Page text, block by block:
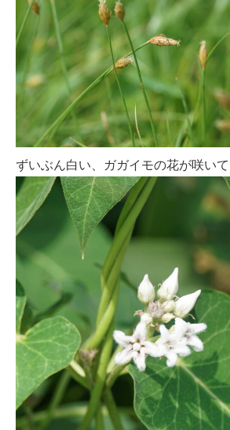
ずいぶん白い、ガガイモの花が咲いて